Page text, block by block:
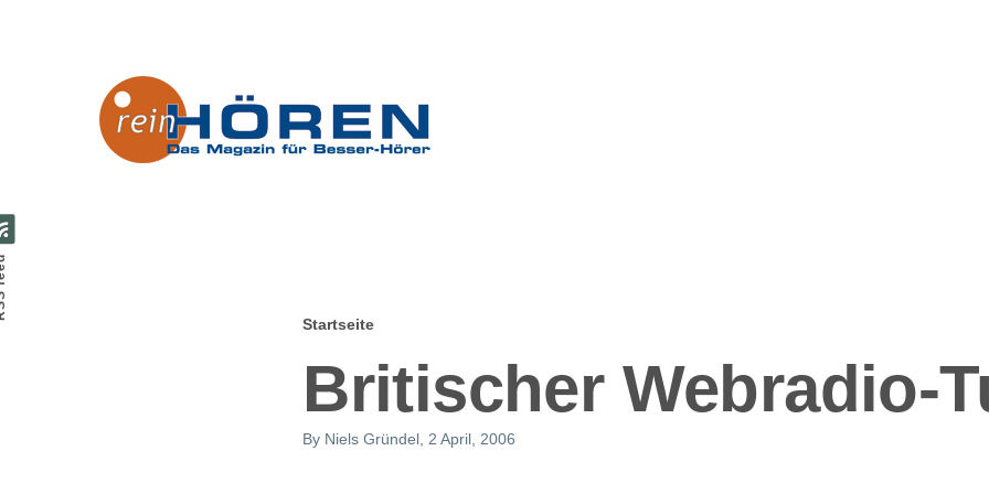
Startseite
Britischer Webradio-
By Niels Gründel , 2 April, 2006